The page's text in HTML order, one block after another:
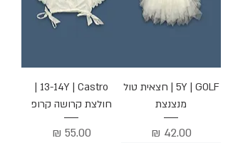
5Y | GOLF | חצאית טול
מנצנצת
מחיר
חולצת קרושה קרופ
מחיר